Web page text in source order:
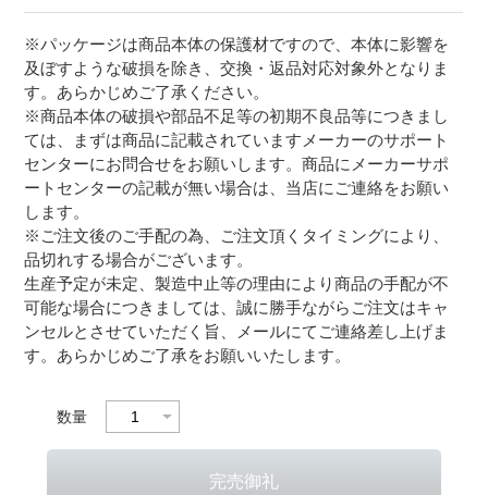
※パッケージは商品本体の保護材ですので、本体に影響を
及ぼすような破損を除き、交換・返品対応対象外となりま
す。あらかじめご了承ください。
※商品本体の破損や部品不足等の初期不良品等につきまし
ては、まずは商品に記載されていますメーカーのサポート
センターにお問合せをお願いします。商品にメーカーサポ
ートセンターの記載が無い場合は、当店にご連絡をお願い
します。
※ご注文後のご手配の為、ご注文頂くタイミングにより、
品切れする場合がございます。
生産予定が未定、製造中止等の理由により商品の手配が不
可能な場合につきましては、誠に勝手ながらご注文はキャ
ンセルとさせていただく旨、メールにてご連絡差し上げま
す。あらかじめご了承をお願いいたします。
数量